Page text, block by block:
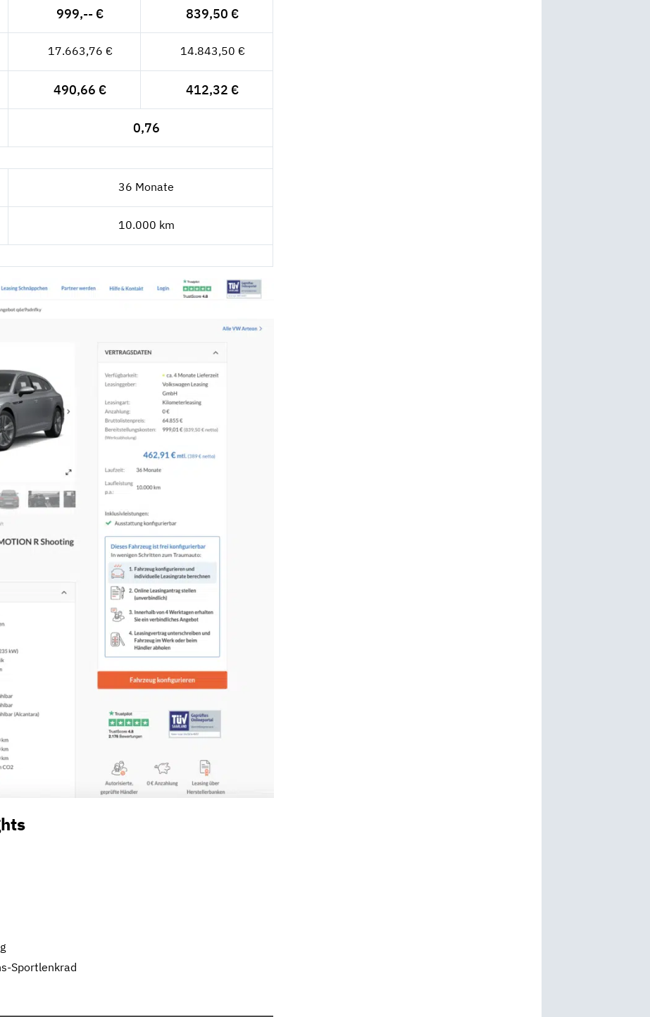
999,-- € 839,50 €
17.663,76 € 14.843,50 €
490,66 € 412,32 €
0,76
36 Monate
10.000 km
Sportlenkrad